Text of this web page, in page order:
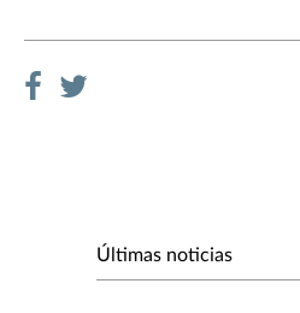
Últimas noticias